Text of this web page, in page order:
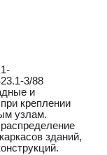
3/88
и
креплении
узлам.
зданий,